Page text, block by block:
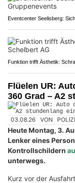
Eventcenter Seelisberg:
Funktion trifft Ästhetik:
Flüelen UR:
360 Grad – A2
03.08.26 VON
Heute Montag, 3.
Lenker eines
Kontrollschildern
unterwegs.
Kurz vor der